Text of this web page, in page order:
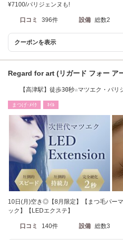
¥7100/パリジェンヌも!
口コミ 396件 設備 総数2
クーポンを表示
Regard for art (リガード フォー ア
【高津駅】徒歩30秒☆マツエク・パリ
まつげ･ﾒｲｸ ﾈｲﾙ
10日(月)空き◎【8月限定】【まつ毛パー
ック】【LEDエクステ】
口コミ 140件 設備 総数3